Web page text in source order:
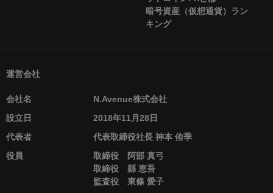
暗号資産（仮想通貨）ラン
キング
運営会社
会社名
N.Avenue株式会社
設立日
2018年11月28日
代表者
代表取締役社長 神本 侑季
役員
取締役 阿部 真弓
取締役 縣 恵吾
監査役 東條 愛子